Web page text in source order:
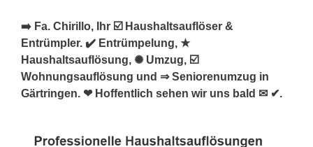
➡️ Fa. Chirillo, Ihr ☑️ Haushaltsauflöser &
Entrümpler. ✔️ Entrümpelung, ★
Haushaltsauflösung, ✺ Umzug, ☑️
Wohnungsauflösung und ⇒ Seniorenumzug in
Gärtringen. ❤ Hoffentlich sehen wir uns bald ✉ ✔.